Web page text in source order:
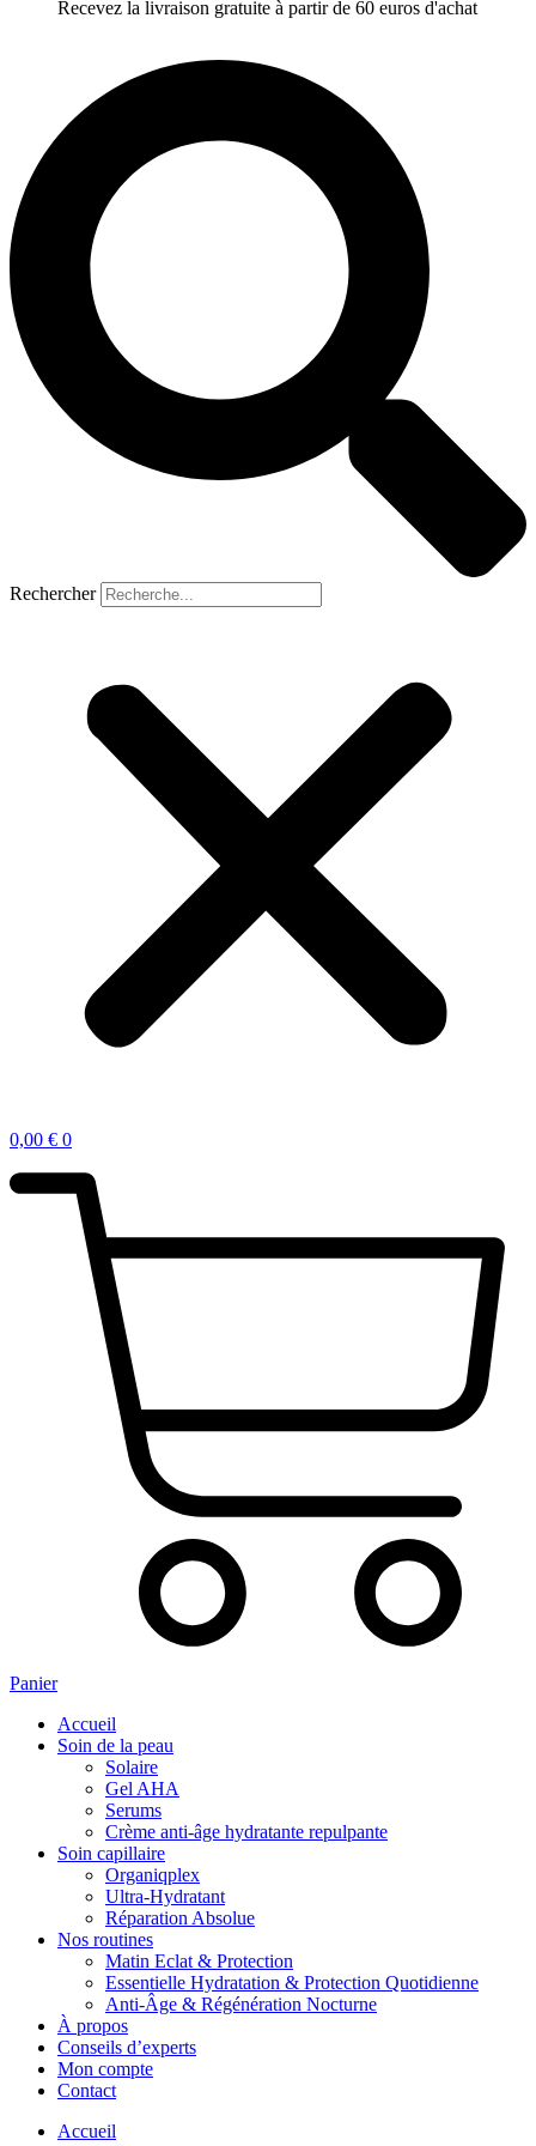
Recevez la livraison gratuite à partir de 60 euros d'achat
Rechercher
0,00 € 0
Panier
Accueil
Soin de la peau
Solaire
Gel AHA
Serums
Crème anti-âge hydratante repulpante
Soin capillaire
Organiqplex
Ultra-Hydratant
Réparation Absolue
Nos routines
Matin Eclat & Protection
Essentielle Hydratation & Protection Quotidienne
Anti‑Âge & Régénération Nocturne
À propos
Conseils d’experts
Mon compte
Contact
Accueil